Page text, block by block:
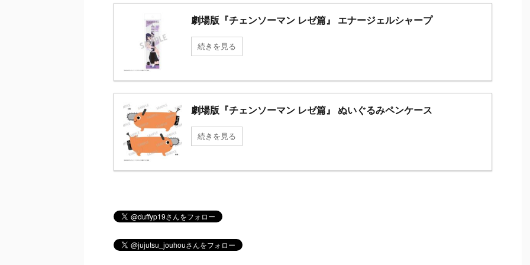
劇場版『チェンソーマン レゼ篇』 エナージェルシャープ
続きを見る
劇場版『チェンソーマン レゼ篇』 ぬいぐるみペンケース
続きを見る